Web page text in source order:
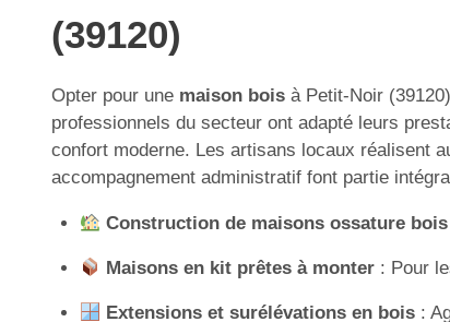
(39120)
Opter pour une maison bois à Petit-Noir
professionnels du secteur ont adapté leurs
confort moderne. Les artisans locaux réalisent
accompagnement administratif font partie
Construction de maisons ossature bois
Maisons en kit prêtes à monter: Pour
Extensions et surélévations en bois: